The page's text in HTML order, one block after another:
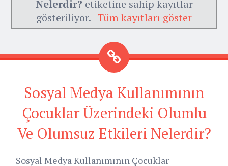
Nelerdir? etiketine sahip kayıtlar
gösteriliyor. Tüm kayıtları göster
Sosyal Medya Kullanımının
Çocuklar Üzerindeki Olumlu
Ve Olumsuz Etkileri Nelerdir?
Sosyal Medya Kullanımının Çocuklar